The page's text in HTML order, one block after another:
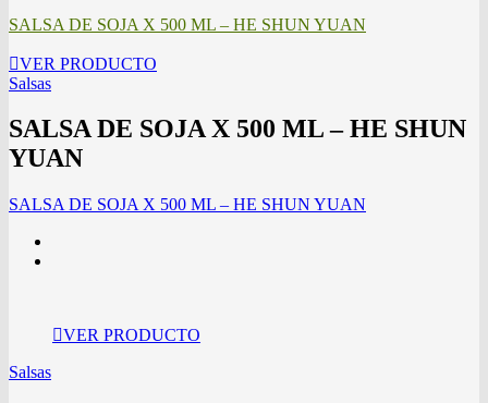
SALSA DE SOJA X 500 ML – HE SHUN YUAN
VER PRODUCTO
Salsas
SALSA DE SOJA X 500 ML – HE SHUN
YUAN
SALSA DE SOJA X 500 ML – HE SHUN YUAN
VER PRODUCTO
Salsas